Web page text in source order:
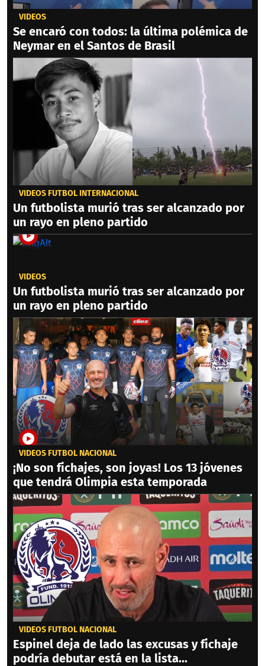
VIDEOS
Se encaró con todos: la última polémica de
Neymar en el Santos de Brasil
VIDEOS FÚTBOL INTERNACIONAL
Un futbolista murió tras ser alcanzado por
un rayo en pleno partido
VIDEOS
Un futbolista murió tras ser alcanzado por
un rayo en pleno partido
VIDEOS FÚTBOL NACIONAL
¡No son fichajes, son joyas! Los 13 jóvenes
que tendrá Olimpia esta temporada
VIDEOS FÚTBOL NACIONAL
Espinel deja de lado las excusas y fichaje
podría debutar está en la lista...